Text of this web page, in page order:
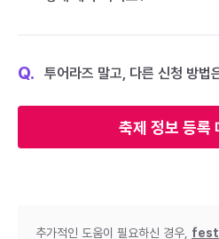
축제 정보 등록
Q. 투어라즈 말고, 다른 신청 방법
추가적인 도움이 필요하신 경우,